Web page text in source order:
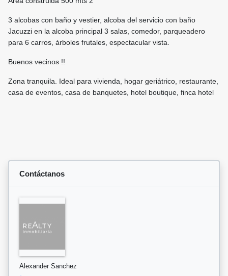
3 alcobas con baño y vestier, alcoba del servicio con baño
Jacuzzi en la alcoba principal 3 salas, comedor, parqueadero
para 6 carros, árboles frutales, espectacular vista.
Buenos vecinos !!
Zona tranquila. Ideal para vivienda, hogar geriátrico, restaurante,
casa de eventos, casa de banquetes, hotel boutique, finca hotel
Contáctanos
Alexander Sanchez